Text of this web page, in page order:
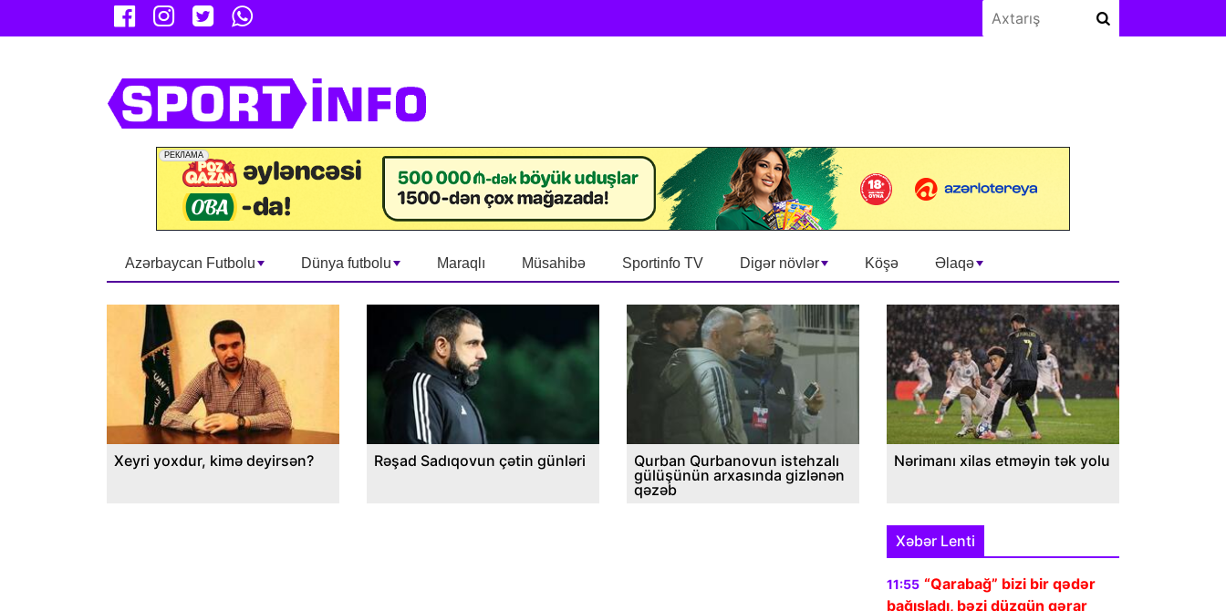
Azərbaycan Futbolu Dünya futbolu Maraqlı Müsahibə Sportinfo TV Digər növlər Köşə Əlaqə
Xeyri yoxdur, kimə deyirsən? Rəşad Sadıqovun çətin günləri
Qurban Qurbanovun istehzalı
gülüşünün arxasında gizlənən
qəzəb
Nərimanı xilas etməyin tək yolu
Xəbər Lenti
11:55 “Qarabağ” bizi bir qədər
bağışladı, bəzi düzgün qərar